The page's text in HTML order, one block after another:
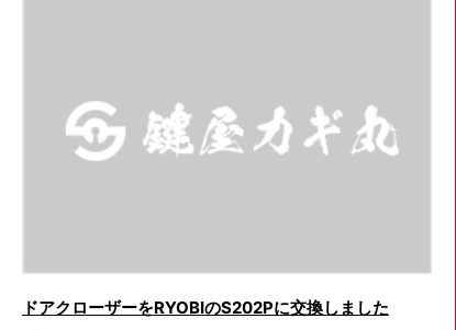
ドアクローザーをRYOBIのS202Pに交換しました